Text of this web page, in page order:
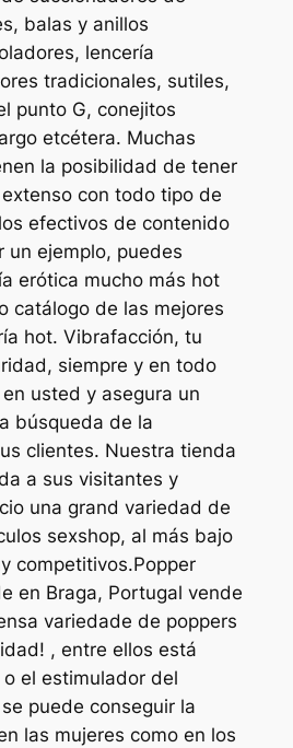
balas y anillos
lencería
tradicionales, sutiles,
punto G, conejitos
etcétera. Muchas
la posibilidad de tener
con todo tipo de
efectivos de contenido
un ejemplo, puedes
erótica mucho más hot
catálogo de las mejores
hot. Vibrafacción, tu
siempre y en todo
usted y asegura un
búsqueda de la
clientes. Nuestra tienda
a sus visitantes y
una grand variedad de
sexshop, al más bajo
competitivos.Popper
en Braga, Portugal vende
variedade de poppers
, entre ellos está
el estimulador del
puede conseguir la
las mujeres como en los